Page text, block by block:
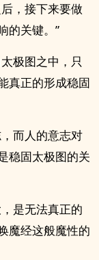
，接下来要做
的关键。”
极图之中，只
真正的形成稳固
而人的意志对
稳固太极图的关
是无法真正的
魔经这般魔性的